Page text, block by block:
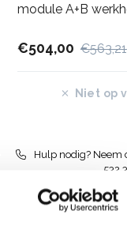
module A+B
€504,00 €563,21
Niet op
Hulp nodig? Neem
532